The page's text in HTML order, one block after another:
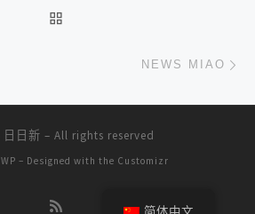
NEWS MIAO
日日新 – All rights reserved
WP – Designed with the Customizr